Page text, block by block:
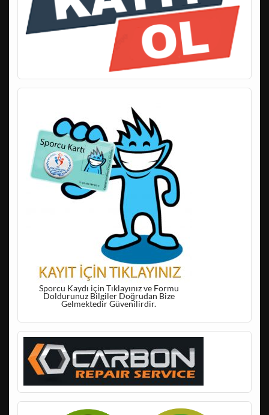
Sporcu Kaydı için Tıklayınız ve Formu
Doldurunuz Bilgiler Doğrudan Bize
Gelmektedir Güvenilirdir.